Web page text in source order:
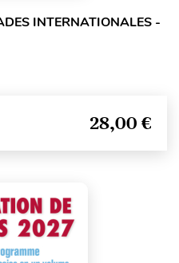
INTERNATIONALES -
28,00 €